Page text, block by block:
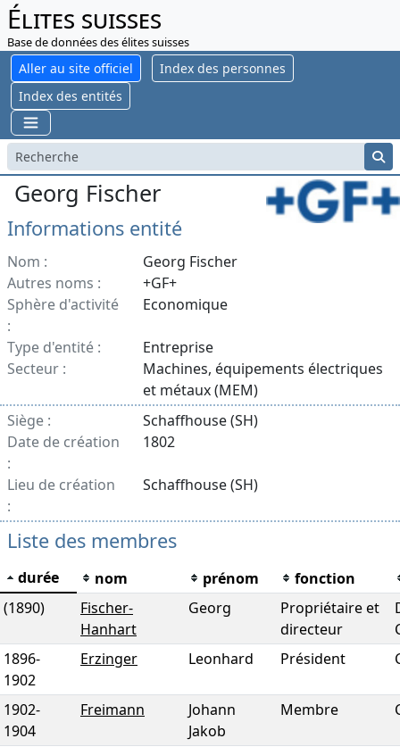
Élites suisses
Base de données des élites suisses
Aller au site officiel
Index des personnes
Index des entités
Georg Fischer
Informations entité
Nom :
Georg Fischer
Autres noms :
+GF+
Sphère d'activité
:
Economique
Type d'entité :
Entreprise
Secteur :
Machines, équipements électriques
et métaux (MEM)
Siège :
Schaffhouse (SH)
Date de création
:
1802
Lieu de création
:
Schaffhouse (SH)
Liste des membres
durée nom prénom
fonction
(1890)
Fischer-
Hanhart
Georg
Propriétaire et
directeur
1896-
1902
Erzinger Leonhard Président
1902-
1904
Freimann
Johann
Jakob
Membre